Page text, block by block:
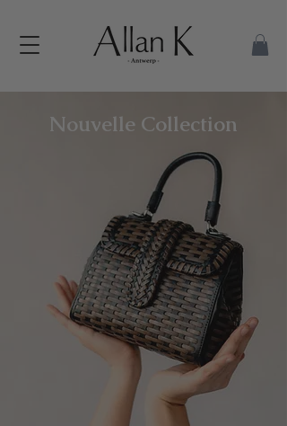
Nouvelle Collection